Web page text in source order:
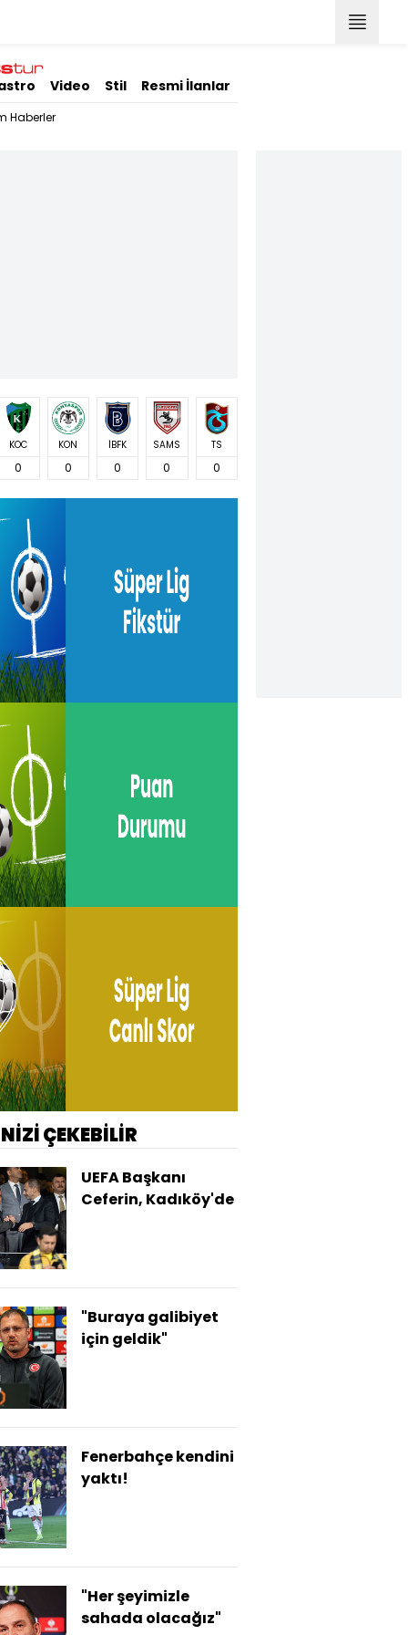
Video Stil Resmi İlanlar
Haberler
KOC
0
KON
0
İBFK
0
SAMS
0
TS
0
ÇEKEBİLİR
UEFA Başkanı
Ceferin, Kadıköy'de
"Buraya galibiyet
için geldik"
Fenerbahçe kendini
yaktı!
"Her şeyimizle
sahada olacağız"